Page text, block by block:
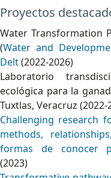
Proyectos
Water Transformation
(Water and
Delt(2022-2026)
Laboratorio
ecológica para la
Tuxtlas, Veracruz (2022-
Challenging research
methods,
formas de conocer
(2023)